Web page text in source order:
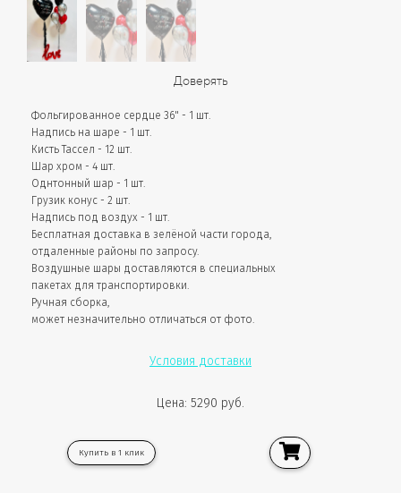
Доверять
Фольгированное сердце 36" - 1 шт.
Надпись на шаре - 1 шт.
Кисть Тассел - 12 шт.
Шар хром - 4 шт.
Однтонный шар - 1 шт.
Грузик конус - 2 шт.
Надпись под воздух - 1 шт.
Бесплатная доставка в зелёной части города,
отдаленные районы по запросу.
Воздушные шары доставляются в специальных
пакетах для транспортировки.
Ручная сборка,
может незначительно отличаться от фото.
Условия доставки
Цена: 5290 руб.
Купить в 1 клик